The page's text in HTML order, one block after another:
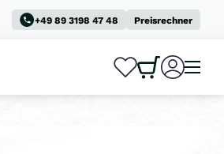
+49 89 3198 47 48 Preisrechner
0